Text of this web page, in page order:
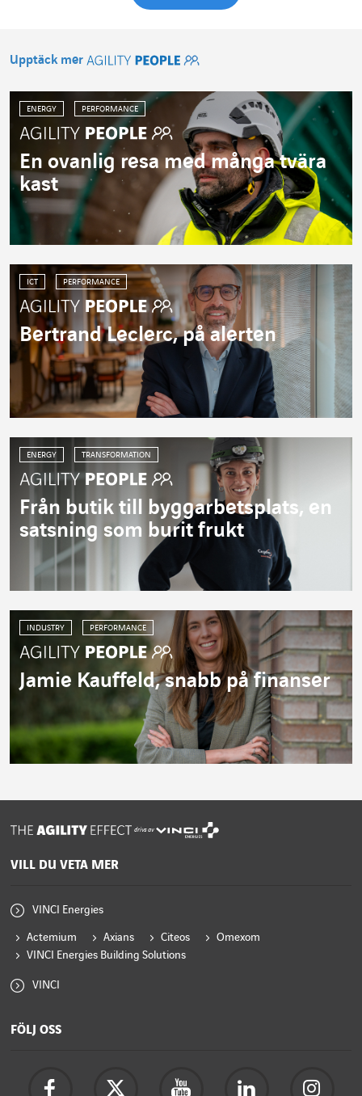
Upptäck mer
ENERGY PERFORMANCE
En ovanlig resa med många tvära
kast
ICT PERFORMANCE
Bertrand Leclerc, på alerten
ENERGY TRANSFORMATION
Från butik till byggarbetsplats, en
satsning som burit frukt
INDUSTRY PERFORMANCE
Jamie Kauffeld, snabb på finanser
drivs av
VILL DU VETA MER
VINCI Energies
Actemium Axians Citeos
Omexom
VINCI Energies Building Solutions
VINCI
FÖLJ OSS